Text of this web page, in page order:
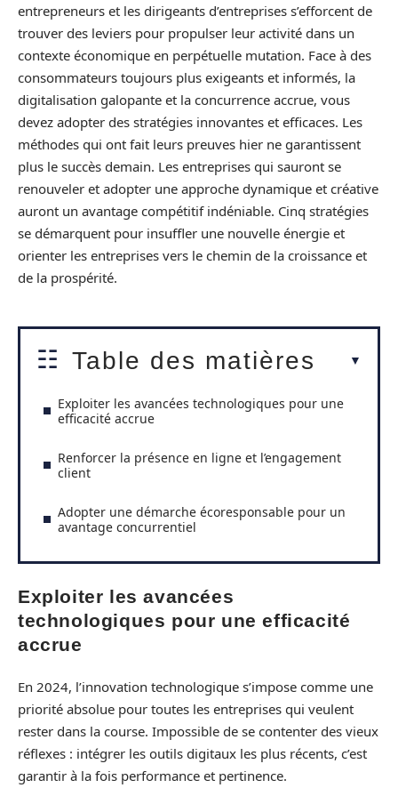
entrepreneurs et les dirigeants d’entreprises s’efforcent de
trouver des leviers pour propulser leur activité dans un
contexte économique en perpétuelle mutation. Face à des
consommateurs toujours plus exigeants et informés, la
digitalisation galopante et la concurrence accrue, vous
devez adopter des stratégies innovantes et efficaces. Les
méthodes qui ont fait leurs preuves hier ne garantissent
plus le succès demain. Les entreprises qui sauront se
renouveler et adopter une approche dynamique et créative
auront un avantage compétitif indéniable. Cinq stratégies
se démarquent pour insuffler une nouvelle énergie et
orienter les entreprises vers le chemin de la croissance et
de la prospérité.
Table des matières
Exploiter les avancées technologiques pour une
efficacité accrue
Renforcer la présence en ligne et l’engagement
client
Adopter une démarche écoresponsable pour un
avantage concurrentiel
Exploiter les avancées
technologiques pour une efficacité
accrue
En 2024, l’innovation technologique s’impose comme une
priorité absolue pour toutes les entreprises qui veulent
rester dans la course. Impossible de se contenter des vieux
réflexes : intégrer les outils digitaux les plus récents, c’est
garantir à la fois performance et pertinence.